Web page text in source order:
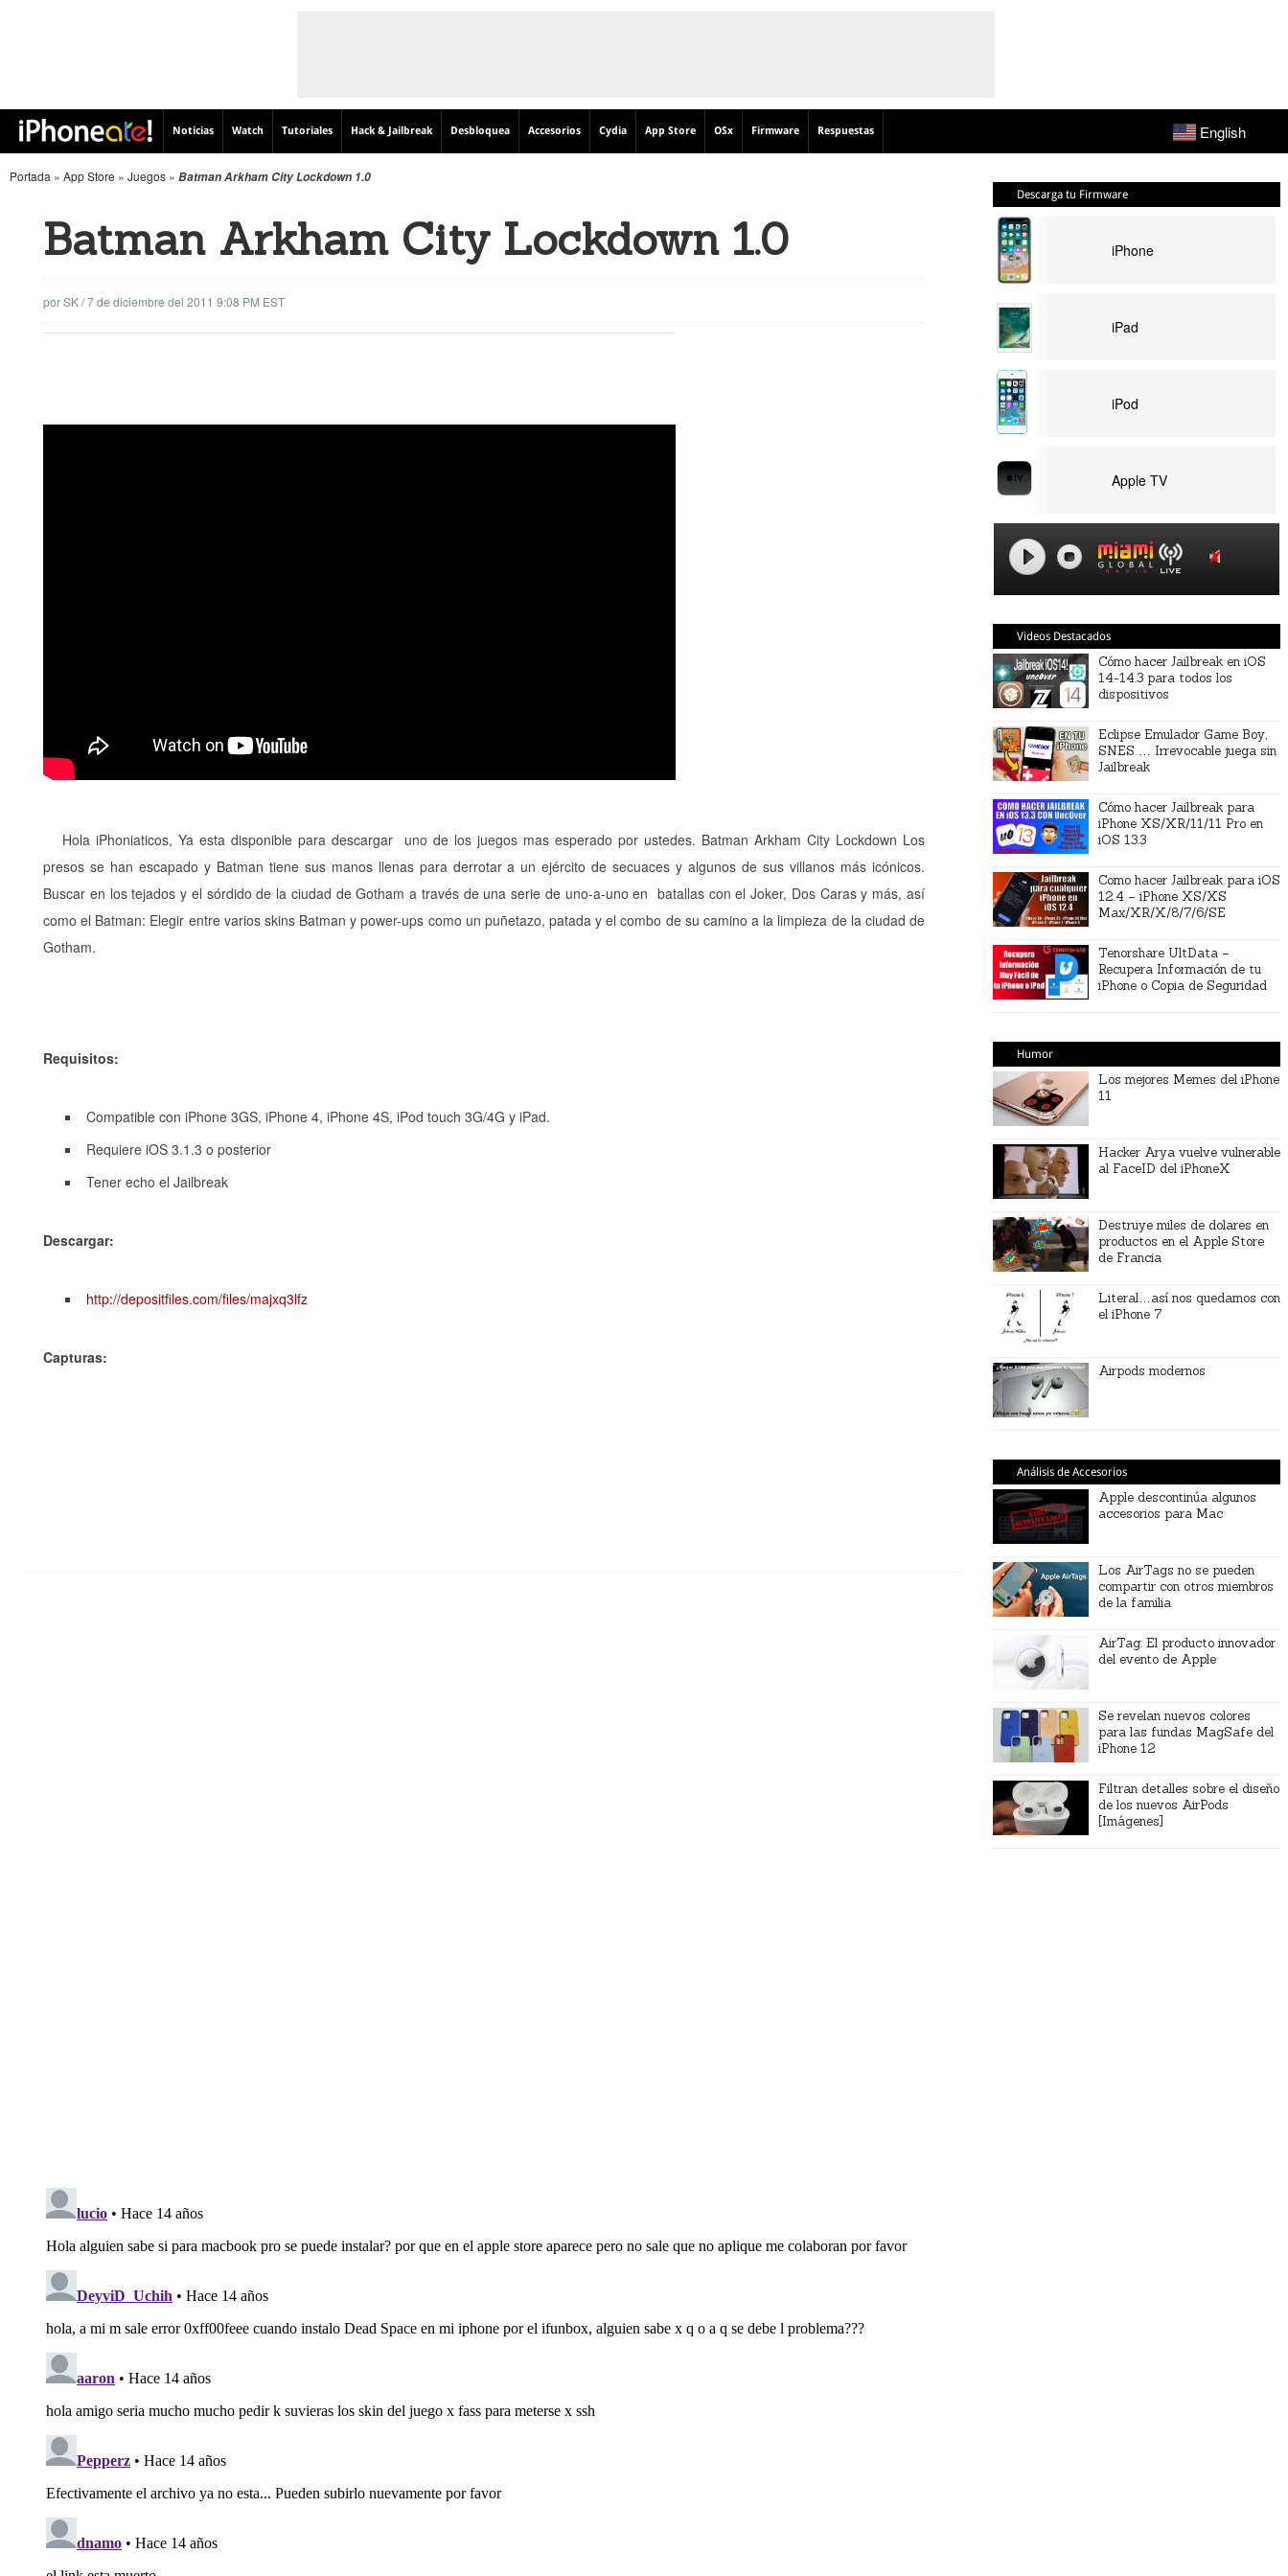
Noticias Watch Tutoriales Hack & Jailbreak Desbloquea Accesorios Cydia App Store OSx Firmware Respuestas English
Portada » App Store » Juegos » Batman Arkham City Lockdown 1.0
Batman Arkham City Lockdown 1.0
porSK/7 de diciembre del 2011 9:08 PM EST
Hola iPhoniaticos, Ya esta disponible para descargar uno de los juegos mas esperado por ustedes. Batman Arkham City Lockdown Los
presos se han escapado y Batman tiene sus manos llenas para derrotar a un ejército de secuaces y algunos de sus villanos más icónicos.
Buscar en los tejados y el sórdido de la ciudad de Gotham a través de una serie de uno-a-uno en batallas con el Joker, Dos Caras y más, así
como el Batman: Elegir entre varios skins Batman y power-ups como un puñetazo, patada y el combo de su camino a la limpieza de la ciudad de
Gotham.
Requisitos:
Compatible con iPhone 3GS, iPhone 4, iPhone 4S, iPod touch 3G/4G y iPad.
Requiere iOS 3.1.3 o posterior
Tener echo el Jailbreak
Descargar:
http://depositfiles.com/files/majxq3lfz
Capturas:
Descarga tu Firmware
iPhone
iPad
iPod
Apple TV
Videos Destacados
Cómo hacer Jailbreak en iOS
14-14.3 para todos los
dispositivos
Eclipse Emulador Game Boy,
SNES … Irrevocable juega sin
Jailbreak
Cómo hacer Jailbreak para
iPhone XS/XR/11/11 Pro en
iOS 13.3
Como hacer Jailbreak para iOS
12.4 – iPhone XS/XS
Max/XR/X/8/7/6/SE
Tenorshare UltData –
Recupera Información de tu
iPhone o Copia de Seguridad
Humor
Los mejores Memes del iPhone
11
Hacker Arya vuelve vulnerable
al FaceID del iPhoneX
Destruye miles de dolares en
productos en el Apple Store
de Francia
Literal…así nos quedamos con
el iPhone 7
Airpods modernos
Análisis de Accesorios
Apple descontinúa algunos
accesorios para Mac
Los AirTags no se pueden
compartir con otros miembros
de la familia
AirTag: El producto innovador
del evento de Apple
Se revelan nuevos colores
para las fundas MagSafe del
iPhone 12
Filtran detalles sobre el diseño
de los nuevos AirPods
[Imágenes]